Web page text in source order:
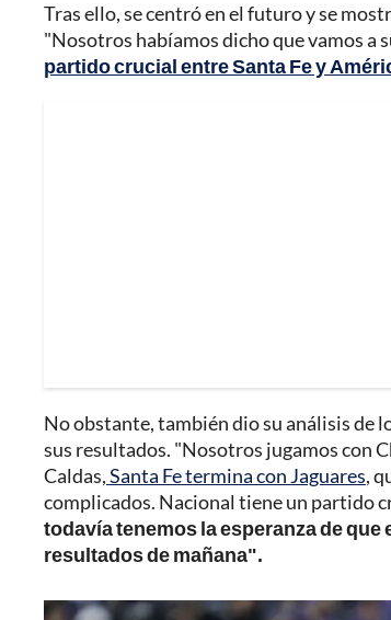
Tras ello, se centró en el futuro y se
"Nosotros habíamos dicho que vamos a
partido crucial entre Santa Fe y
No obstante, también dio su análisis de
sus resultados. "Nosotros jugamos con
Caldas,Santa Fe termina con Jaguares,
complicados. Nacional tiene un partido
todavía tenemos la esperanza de
resultados de mañana".